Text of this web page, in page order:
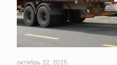
октябрь 22, 2025